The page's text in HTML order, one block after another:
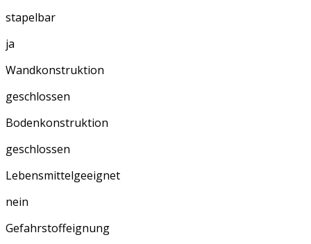
stapelbar
ja
Wandkonstruktion
geschlossen
Bodenkonstruktion
geschlossen
Lebensmittelgeeignet
nein
Gefahrstoffeignung